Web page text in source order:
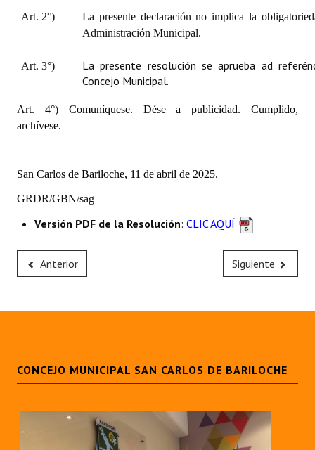
Art. 2°)
La presente declaración no implica la
Administración Municipal.
Art. 3°)
La presente resolución se aprueba ad
Concejo Municipal.
Art. 4°) Comuníquese. Dése a publicidad. Cumplido,
archívese.
San Carlos de Bariloche, 11 de abril de 2025.
GRDR/GBN/sag
Versión PDF de la Resolución: CLIC AQUÍ
Anterior Siguiente
CONCEJO MUNICIPAL SAN CARLOS DE BARILOCHE